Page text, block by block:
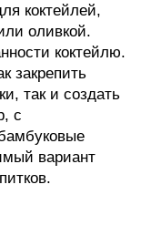
коктейлей,
оливкой.
коктейлю.
закрепить
так и создать
с
вариант